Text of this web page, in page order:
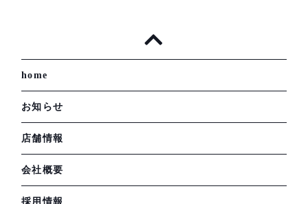
home
お知らせ
店舗情報
会社概要
採用情報